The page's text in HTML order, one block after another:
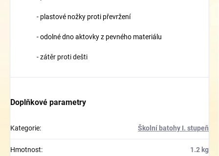
- plastové nožky proti převržení
- odolné dno aktovky z pevného materiálu
- zátěr proti dešti
Doplňkové parametry
Kategorie: Školní batohy I. stupeň
Hmotnost: 1.2 kg